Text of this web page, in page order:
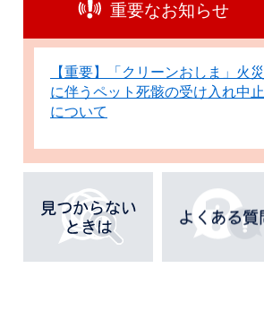
重要なお知らせ
【重要】「クリーンおしま」火災
に伴うペット死骸の受け入れ中止
について